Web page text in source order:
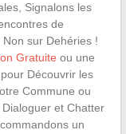
Signalons les
de
sur Dehéries !
Gratuite ou une
Découvrir les
Commune ou
et Chatter
un